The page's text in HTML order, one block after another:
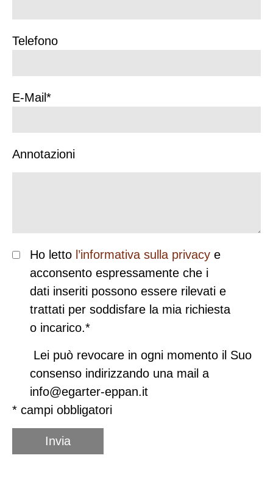
Telefono
E-Mail*
Annotazioni
Ho letto l’informativa sulla privacy e
acconsento espressamente che i
dati inseriti possono essere rilevati e
trattati per soddisfare la mia richiesta
o incarico.*
Lei può revocare in ogni momento il Suo
consenso indirizzando una mail a
info@egarter-eppan.it
* campi obbligatori